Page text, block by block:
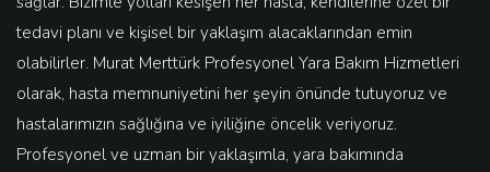
tedavi planı ve kişisel bir yaklaşım alacaklarından emin
olabilirler. Murat Merttürk Profesyonel Yara Bakım Hizmetleri
olarak, hasta memnuniyetini her şeyin önünde tutuyoruz ve
hastalarımızın sağlığına ve iyiliğine öncelik veriyoruz.
Profesyonel ve uzman bir yaklaşımla, yara bakımında